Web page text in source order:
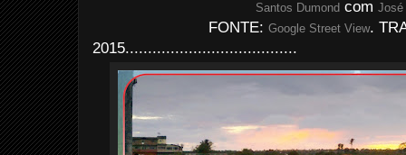
Santos Dumond com José
FONTE: Google Street View.
2015......................................